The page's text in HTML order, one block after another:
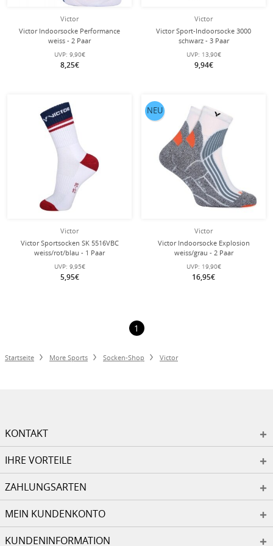
Victor
Victor Indoorsocke Performance
weiss - 2 Paar
UVP: 9,90€
8,25€
Victor
Victor Sport-Indoorsocke 3000
schwarz - 3 Paar
UVP: 13,90€
9,94€
Victor
Victor Sportsocken SK 5516VBC
weiss/rot/blau - 1 Paar
UVP: 9,95€
5,95€
Victor
Victor Indoorsocke Explosion
weiss/grau - 2 Paar
UVP: 19,90€
16,95€
NEU
1
Startseite More Sports Socken-Shop Victor
KONTAKT
IHRE VORTEILE
ZAHLUNGSARTEN
MEIN KUNDENKONTO
KUNDENINFORMATION